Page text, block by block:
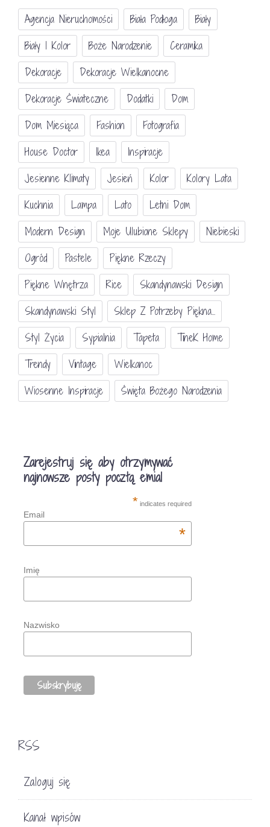
Agencja Nieruchomości Biała Podłoga
Biały
Biały I Kolor
Boże Narodzenie
Ceramika
Dekoracje
Dekoracje Wielkanocne
Dekoracje Świateczne
Dodatki
Dom
Dom Miesiąca
Fashion
Fotografia
House Doctor
Ikea
Inspiracje
Jesienne Klimaty
Jesień Kolor
Kolory Lata
Kuchnia
Lampa Lato
Letni Dom
Modern Design
Moje Ulubione Sklepy
Niebieski
Ogród
Pastele
Piękne Rzeczy
Piękne Wnętrza
Rice
Skandynawski Design
Skandynawski Styl
Sklep Z Potrzeby Piękna...
Styl Życia
Sypialnia Tapeta
TineK Home
Trendy
Vintage
Wielkanoc
Wiosenne Inspiracje
Święta Bożego Narodzenia
Zarejestruj się aby otrzymywać
najnowsze posty pocztą emial
* indicates required
Email
*
Imię
Nazwisko
RSS
Zaloguj się
Kanał wpisów